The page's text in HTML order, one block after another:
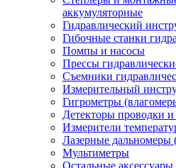
аккумуляторные
Гидравлический
Гибочные станки
Помпы и насосы
Прессы
Съемники
Измерительный
Гигрометры
Детекторы проводки и
Измерители
Лазерные дальномеры
Мультиметры
Остальные